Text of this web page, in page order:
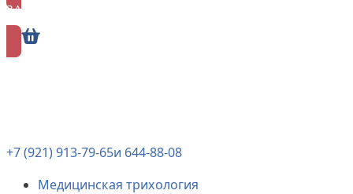
ЗАПИСАТЬСЯ
+7 (921) 913-79-65и 644-88-08
Медицинская трихология